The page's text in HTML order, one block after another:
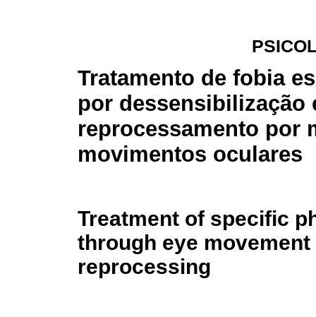
Tratamento de fobia
por dessensibilização
reprocessamento por
movimentos oculares
Treatment of specific
through eye
reprocessing